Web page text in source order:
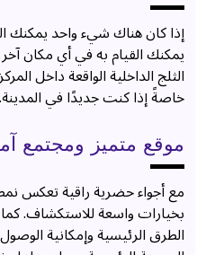
إذا كان هناك شيء واحد يمكنك
يمكنك القيام به في أي مكان
الثلج الداخلية الواقعة داخل
خاصةً إذا كنت جديدًا في المدينة.
موقع متميز ومجتمع
مع أجواء حضرية راقية تعكس نمط
بخيارات واسعة للاستكشاف.
الطرق الرئيسية وإمكانية